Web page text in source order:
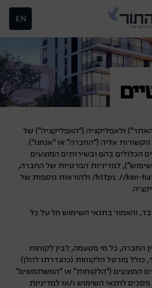
EN
ולאפליקציה (“האפליקציה“) של
אליה (“החברה” או “אנחנו“).
הכלולים בהם ובשירותים המוצעים
למדיניות הפרטיות של החברה,
הזמינה בקישור: https://ken-hator.com/privacy/ ולהוראות נוספות של
והאמור בתנאי השימוש חל על כל
החברה, כל מי מטעמה, לבין לקוחות
פורטל הלקוחות (כהגדרתו להלן)
המוצעים (“הלקוחות” או “המשתמשים”
לתנאי השימוש ו/או למדיניות